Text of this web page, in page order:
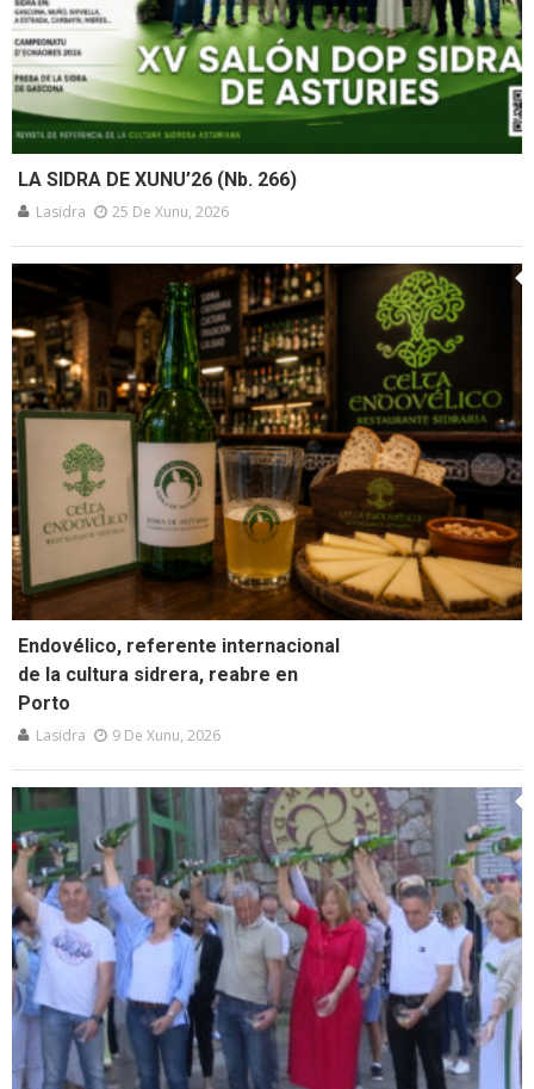
LA SIDRA DE XUNU’26 (Nb. 266)
Lasidra 25 De Xunu, 2026
Endovélico, referente internacional
de la cultura sidrera, reabre en
Porto
Lasidra 9 De Xunu, 2026